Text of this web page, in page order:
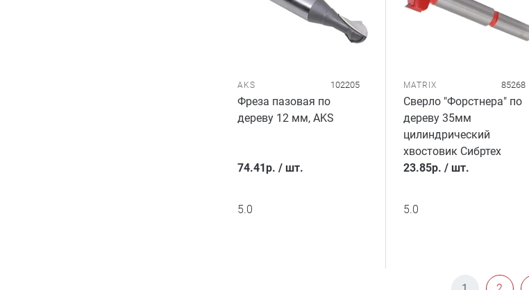
AKS 102205
Фреза пазовая по
дереву 12 мм, AKS
74.41р. / шт.
5.0
MATRIX 85268
Сверло "Форстнера" по
дереву 35мм
цилиндрический
хвостовик Сибртех
23.85р. / шт.
5.0